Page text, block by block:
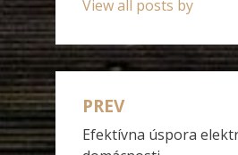
View all posts by
Navigace
pro
PREV
Efektívna úspora